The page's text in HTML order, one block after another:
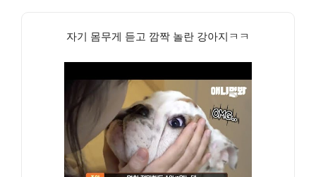
자기 몸무게 듣고 깜짝 놀란 강아지ㅋㅋ